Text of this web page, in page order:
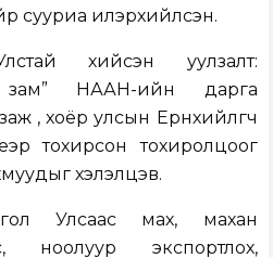
сууриа илэрхийлсэн.
хийсэн уулзалт:
зам” НААН-ийн дарга
, хоёр улсын Ерөнхийлөгч
тохирсон тохиролцоог
хэлэлцэв.
Улсаас мах, махан
ноолуур экспортлох,